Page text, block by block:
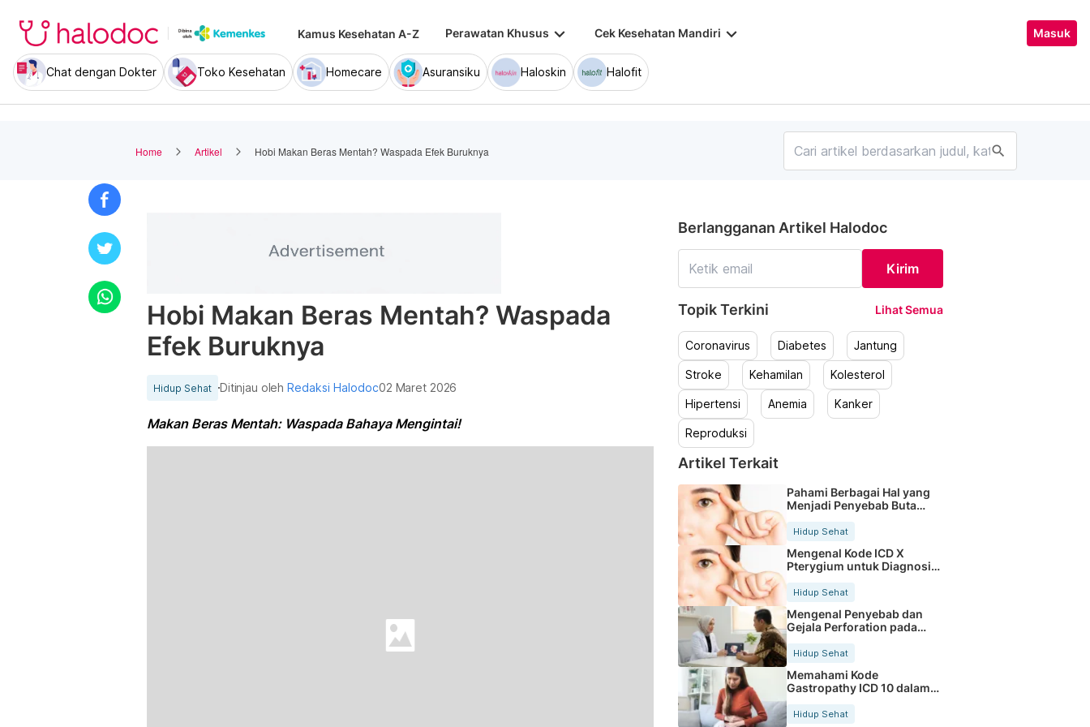
Kamus Kesehatan A-Z Perawatan Khusus keyboard_arrow_down Cek Kesehatan Mandiri keyboard_arrow_down Masuk
Chat dengan Dokter Toko Kesehatan Homecare Asuransiku Haloskin Halofit
Home Artikel Hobi Makan Beras Mentah? Waspada Efek Buruknya search
Hobi Makan Beras Mentah? Waspada
Efek Buruknya
Hidup Sehat Ditinjau olehRedaksi Halodoc02 Maret 2026
Makan Beras Mentah: Waspada Bahaya Mengintai!
Berlangganan Artikel Halodoc
Kirim
Topik Terkini Lihat Semua
Coronavirus Diabetes Jantung
Stroke Kehamilan Kolesterol
Hipertensi Anemia Kanker
Reproduksi
Artikel Terkait
Pahami Berbagai Hal yang
Menjadi Penyebab Buta
Hidup Sehat
Mengenal Kode ICD X
Pterygium untuk Diagnosis
Hidup Sehat
Mengenal Penyebab dan
Gejala Perforation pada
Tubuh
Hidup Sehat
Memahami Kode
Gastropathy ICD 10 dalam
Rekam Medis Pasien
Hidup Sehat